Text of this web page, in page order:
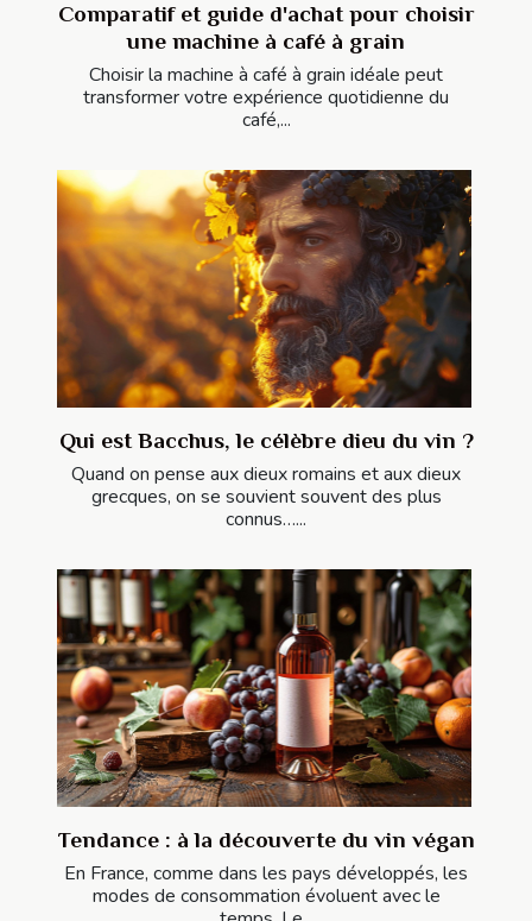
Comparatif et guide d'achat pour choisir
une machine à café à grain
Choisir la machine à café à grain idéale peut
transformer votre expérience quotidienne du
café,...
Qui est Bacchus, le célèbre dieu du vin ?
Quand on pense aux dieux romains et aux dieux
grecques, on se souvient souvent des plus
connus…...
Tendance : à la découverte du vin végan
En France, comme dans les pays développés, les
modes de consommation évoluent avec le